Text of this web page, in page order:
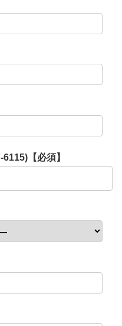
【必須】